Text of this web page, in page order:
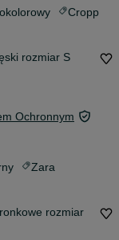
Cropp
rozmiar S
Ochronnym
Zara
rozmiar